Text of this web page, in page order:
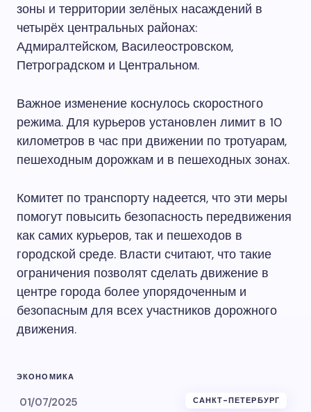
зоны и территории зелёных насаждений в
четырёх центральных районах:
Адмиралтейском, Василеостровском,
Петроградском и Центральном.
Важное изменение коснулось скоростного
режима. Для курьеров установлен лимит в 10
километров в час при движении по тротуарам,
пешеходным дорожкам и в пешеходных зонах.
Комитет по транспорту надеется, что эти меры
помогут повысить безопасность передвижения
как самих курьеров, так и пешеходов в
городской среде. Власти считают, что такие
ограничения позволят сделать движение в
центре города более упорядоченным и
безопасным для всех участников дорожного
движения.
ЭКОНОМИКА
01/07/2025 САНКТ-ПЕТЕРБУРГ